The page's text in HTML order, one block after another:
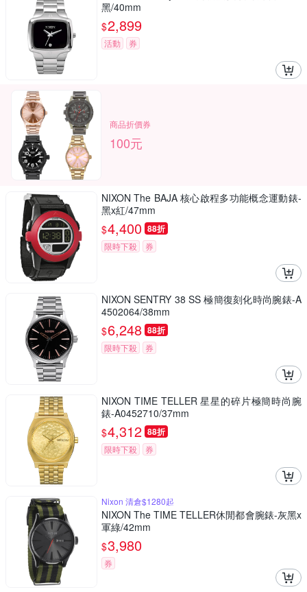
黑/40mm
$2,899
活動 券
商品折價券
100元
NIXON The BAJA 核心啟程多功能概念運動錶-
黑x紅/47mm
$4,400 88折
限時下殺 券
NIXON SENTRY 38 SS 極簡復刻化時尚腕錶-A
4502064/38mm
$6,248 88折
限時下殺 券
NIXON TIME TELLER 星星的碎片極簡時尚腕
錶-A0452710/37mm
$4,312 88折
限時下殺 券
Nixon 清倉$1280起
NIXON The TIME TELLER休閒都會腕錶-灰黑x
軍綠/42mm
$3,980
券